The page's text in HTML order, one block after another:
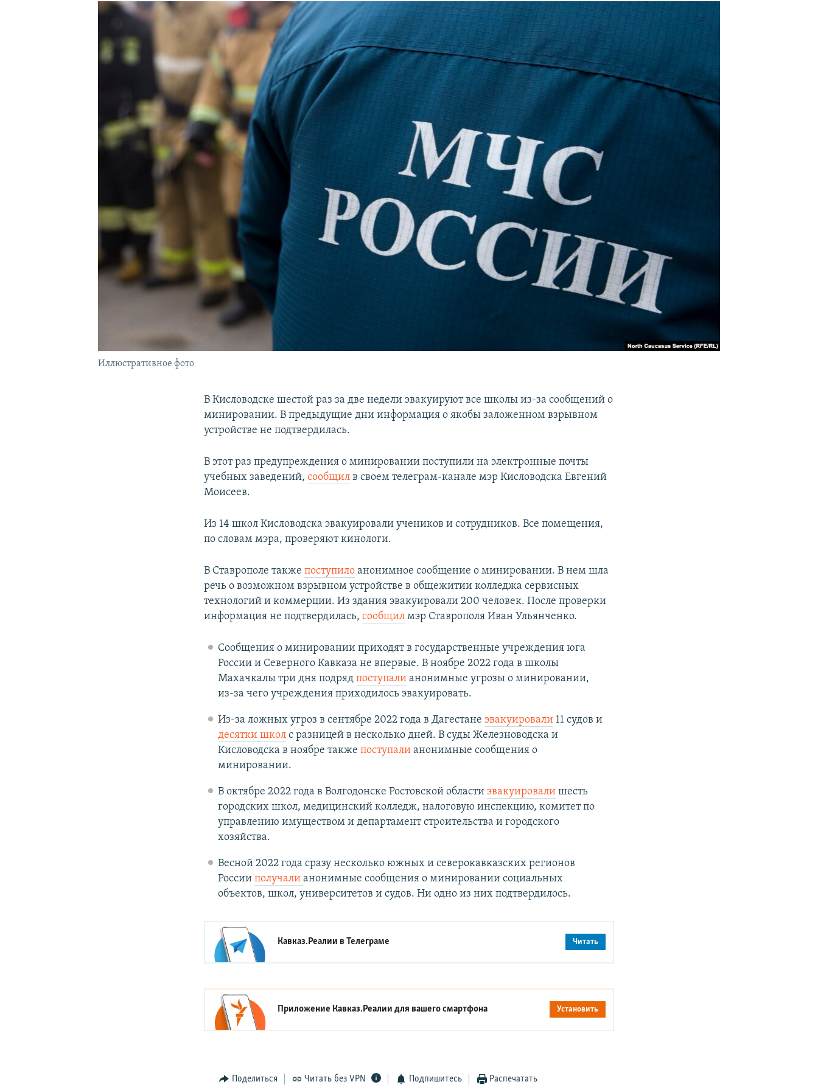
ПОДПИШИТЕСЬ НА РАССЫЛКУ
Иллюстративное фото
В Кисловодске шестой раз за две недели эвакуируют все школы из-за сообщений о
минировании. В предыдущие дни информация о якобы заложенном взрывном
устройстве не подтвердилась.
В этот раз предупреждения о минировании поступили на электронные почты
учебных заведений,сообщил в своем телеграм-канале мэр Кисловодска Евгений
Моисеев.
Из 14 школ Кисловодска эвакуировали учеников и сотрудников. Все помещения,
по словам мэра, проверяют кинологи.
В Ставрополе такжепоступило анонимное сообщение о минировании. В нем шла
речь о возможном взрывном устройстве в общежитии колледжа сервисных
технологий и коммерции. Из здания эвакуировали 200 человек. После проверки
информация не подтвердилась,сообщил мэр Ставрополя Иван Ульянченко.
Сообщения о минировании приходят в государственные учреждения юга
России и Северного Кавказа не впервые. В ноябре 2022 года в школы
Махачкалы три дня подряд поступалианонимные угрозы о минировании,
из-за чего учреждения приходилось эвакуировать.
Из-за ложных угроз в сентябре 2022 года в Дагестане эвакуировали11 судов и
десятки школс разницей в несколько дней. В суды Железноводска и
Кисловодска в ноябре также поступалианонимные сообщения о
минировании.
В октябре 2022 года в Волгодонске Ростовской области эвакуировалишесть
городских школ, медицинский колледж, налоговую инспекцию, комитет по
управлению имуществом и департамент строительства и городского
хозяйства.
Весной 2022 года сразу несколько южных и северокавказских регионов
России получали анонимные сообщения о минировании социальных
объектов, школ, университетов и судов. Ни одно из них подтвердилось.
Кавказ.Реалии вТелеграме Читать
Приложение Кавказ.Реалии для вашего смартфона Установить
Поделиться Читать без VPN Подпишитесь Распечатать